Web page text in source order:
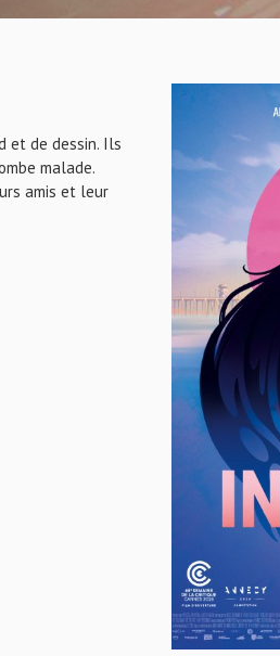
et de dessin. Ils
malade.
amis et leur